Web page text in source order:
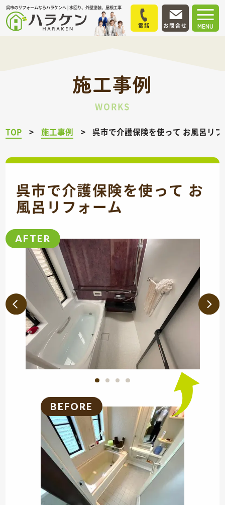
呉市のリフォームならハラケンへ | 水回り、外壁塗装、屋根工事
MENU
電話 お問合せ
施工事例
WORKS
TOP 施工事例 呉市で介護保険を使って お風呂リ
呉市で介護保険を使って お
風呂リフォーム